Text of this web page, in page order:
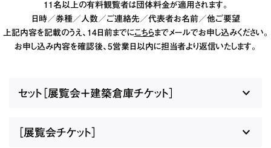
11名以上の有料観覧者は団体料金が適用されます。
日時／券種／人数／ご連絡先／代表者お名前／他ご要望
上記内容を記載のうえ、14日前までにこちらまでメールでお申し込みください。
お申し込み内容を確認後、5営業日以内に担当者より返信いたします。
セット［展覧会＋建築倉庫チケット］
［展覧会チケット］